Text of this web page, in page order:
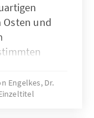
Osten und
und
In den
Engelkes, Dr.